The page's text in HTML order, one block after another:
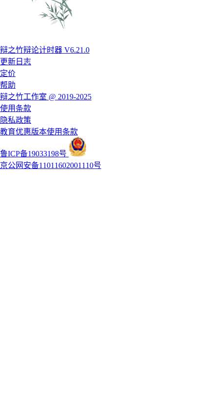
辩之竹辩论计时器 V6.21.0
更新日志
定价
帮助
辩之竹工作室 @ 2019-2025
使用条款
隐私政策
教育优惠版本使用条款
鲁ICP备19033198号
京公网安备11011602001110号